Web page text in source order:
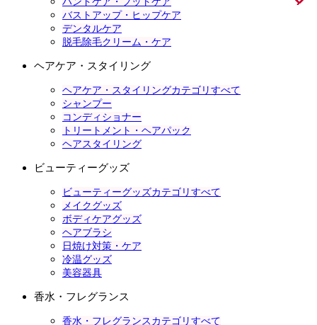
バストアップ・ヒップケア
デンタルケア
脱毛除毛クリーム・ケア
ヘアケア・スタイリング
ヘアケア・スタイリングカテゴリすべて
シャンプー
コンディショナー
トリートメント・ヘアパック
ヘアスタイリング
ビューティーグッズ
ビューティーグッズカテゴリすべて
メイクグッズ
ボディケアグッズ
ヘアブラシ
日焼け対策・ケア
冷温グッズ
美容器具
香水・フレグランス
香水・フレグランスカテゴリすべて